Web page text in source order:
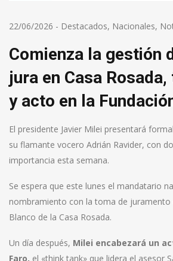
22/06/2026 - Destacados, Nacionales,
Comienza la gestión
jura en Casa
y acto en la
El presidente Javier Milei presentará
su flamante vocero Adrián Ravider, con
importancia esta semana.
Se espera que este lunes el mandatario
nombramiento con la toma de juramento
Blanco de la Casa Rosada.
Un día después, Milei encabezará un
Faro, el «think tank» que lidera el asesor